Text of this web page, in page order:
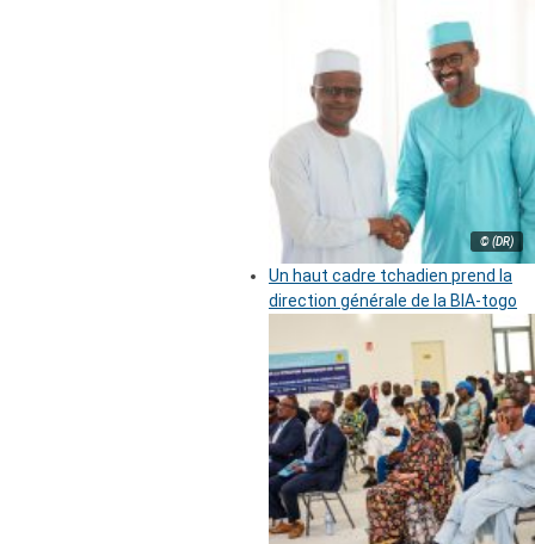
© (DR)
Un haut cadre tchadien prend la
direction générale de la BIA-togo